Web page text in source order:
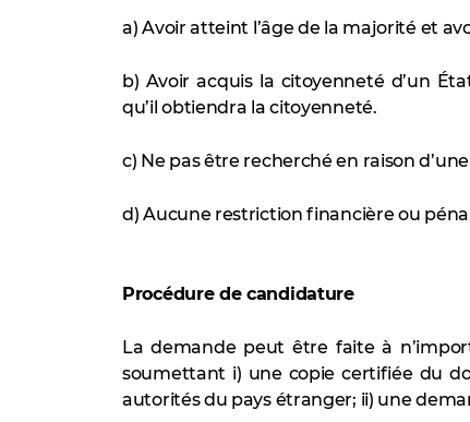
a) Avoir atteint l’âge de la majorité et
b) Avoir acquis la citoyenneté d’un
qu’il obtiendra la citoyenneté.
c) Ne pas être recherché en raison
d) Aucune restriction financière ou
Procédure de candidature
La demande peut être faite à
soumettant i) une copie certifiée du
autorités du pays étranger; ii) une